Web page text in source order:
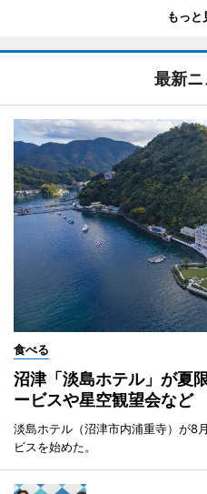
もっと
最新
食べる
沼津「淡島ホテル」が夏
ービスや星空観望会など
淡島ホテル（沼津市内浦重寺）が8
ビスを始めた。